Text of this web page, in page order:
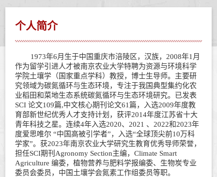
个人简介
1973年6月生于中国重庆市涪陵区，汉族， 2008年1 月
作为留学引进人才被南京农业大学特聘为资源与环境科学
学院土壤学（国家重点学科）教授，博士生导师。主要研
究领域为碳氮循环与生态环境，专注于我国典型集约化农
业稻田和菜地生态系统碳氮循环与生态环境研究。已发表
SCI论文109篇,中文核心期刊论文61篇，入选2009年度教
育部新世纪优秀人才支持计划，获评2014年度江苏省十大
青年科技之星。连续4年入选2020、 2021 、 2022和2023年
度爱思唯尔 “中国高被引学者”，入选“全球顶尖前10万科
学家”。获2023年南京农业大学研究生教育优秀导师荣誉，
担任SCI期刊 Agronomy Section主编，Climate Smart
Agriculture编委，植物营养与肥料学报编委、生物炭专业
委员会委员，中国土壤学会氮素工作组委员等职。